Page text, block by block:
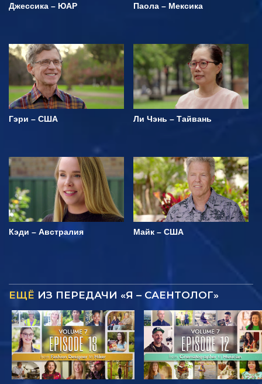
Джессика – ЮАР Паола – Мексика
Гэри – США Ли Чэнь – Тайвань
Кэди – Австралия Майк – США
ЕЩЁ ИЗ ПЕРЕДАЧИ «Я – САЕНТОЛОГ»